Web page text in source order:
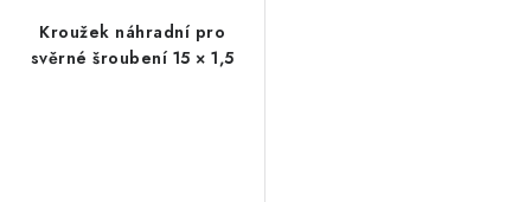
Kroužek náhradní pro
svěrné šroubení 15 × 1,5